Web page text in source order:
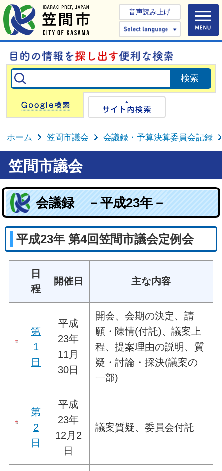
音声読み上げ
Select
Google検索
ホーム 笠間市議会 会議録・予算決算委員会記録
笠間市議会
会議録 －平成23年－
平成23年 第4回笠間市議会定例会
日
程
開催日 主な内容
第
1
日
平成
23年
11月
30日
開会、会期の決定、請
願・陳情(付託)、議案上
程、提案理由の説明、質
疑・討論・採決(議案の
一部)
第
2
日
平成
23年
12月2
日
議案質疑、委員会付託